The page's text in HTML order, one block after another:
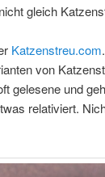
gleich
Katzenstreu.com
von
gelesene und
relativiert.